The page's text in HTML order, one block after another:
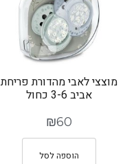
מוצצי לאבי מהדורת פריחת
אביב 3-6 כחול
₪60
הוספה לסל